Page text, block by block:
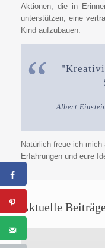
Aktionen, die in
unterstützen, eine
Kind aufzubauen.
Albert
Natürlich freue ich
Erfahrungen und eure
Aktuelle